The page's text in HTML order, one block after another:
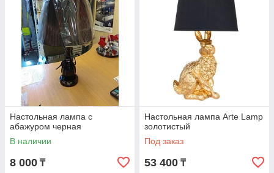
Настольная лампа с
абажуром черная
В наличии
8 000 ₸
Настольная лампа Arte Lamp
золотистый
Под заказ
53 400 ₸